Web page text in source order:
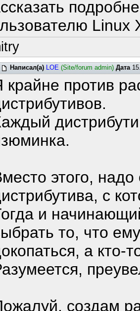
Linux
Написал(а) LOE (Site/forum admin) Дата
крайне против
этого,
с
и
то, что
а кто-
создам